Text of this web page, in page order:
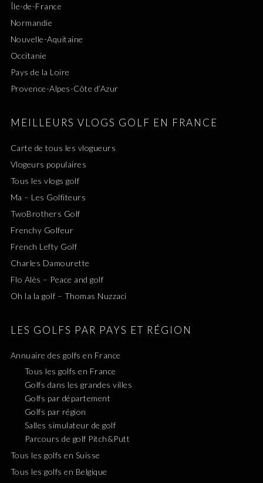
Île-de-France
Normandie
Nouvelle-Aquitaine
Occitanie
Pays de la Loire
Provence-Alpes-Côte d’Azur
MEILLEURS VLOGS GOLF EN FRANCE
Carte de tous les vlogueurs
Vlogeurs populaires
Tous les vlogs golf
Ma – Les Golfiteurs
TwoBrothers Golf
Frenchy Golfeur
French Lefty Golf
Charles Damourette
Flo Alès – Peace and golf
Oh la la golf – Thomas Nuzzaci
LES GOLFS PAR PAYS ET RÉGION
Annuaire des golfs en France
Tous les golfs en France
Golfs dans les grandes villes
Golfs par département
Golfs par région
Salles simulateur de golf
Parcours de golf Pitch&Putt
Tous les golfs en Suisse
Tous les golfs en Belgique